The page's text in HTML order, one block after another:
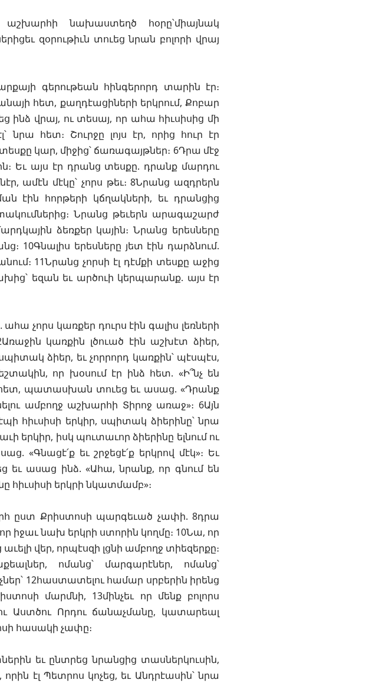
նախաստեղծ հօրը՝միայնակ
զօրութիւն տուեց նրան բոլորի վրայ
գերութեան հինգերորդ տարին էր։
հետ, քաղդէացիների երկրում, Քոբար
ինձ վրայ, ու տեսայ, որ ահա հիւսիսից մի
հետ։ Շուրջը լոյս էր, որից հուր էր
կար, միջից՝ ճառագայթներ։ 6Դրա մէջ
Եւ այս էր դրանց տեսքը. դրանք մարդու
ամէն մէկը՝ չորս թեւ։ 8Նրանց ազդրերն
էին հորթերի կճղակների, եւ դրանցից
Նրանց թեւերն արագաշարժ
ձեռքեր կային։ Նրանց երեսները
10Գնալիս երեսները յետ էին դարձնում.
11Նրանց չորսի էլ դէմքի տեսքը աջից
եզան եւ արծուի կերպարանք. այս էր
չորս կառքեր դուրս էին գալիս լեռների
կառքին լծուած էին աշխէտ ձիեր,
ձիեր, եւ չորրորդ կառքին՝ պէսպէս,
որ խօսում էր ինձ հետ. «Ի՞նչ են
հետ, պատասխան տուեց եւ ասաց. «Դրանք
ամբողջ աշխարհի Տիրոջ առաջ»։ 6Այն
հիւսիսի երկիր, սպիտակ ձիերինը՝ նրա
երկիր, իսկ պուտաւոր ձիերինը ելնում ու
«Գնացէ՛ք եւ շրջեցէ՛ք երկրով մէկ»։ Եւ
եւ ասաց ինձ. «Ահա, նրանք, որ գնում են
հիւսիսի երկրի նկատմամբ»։
ըստ Քրիստոսի պարգեւած չափի. 8դրա
որ իջաւ նախ երկրի ստորին կողմը։ 10Նա, որ
վեր, որպէսզի լցնի ամբողջ տիեզերքը։
ոմանց՝ մարգարէներ, ոմանց՝
12հաստատելու համար սրբերին իրենց
մարմնի, 13մինչեւ որ մենք բոլորս
Աստծու Որդու ճանաչմանը, կատարեալ
հասակի չափը։
եւ ընտրեց նրանցից տասներկուսին,
էլ Պետրոս կոչեց, եւ Անդրէասին՝ նրա